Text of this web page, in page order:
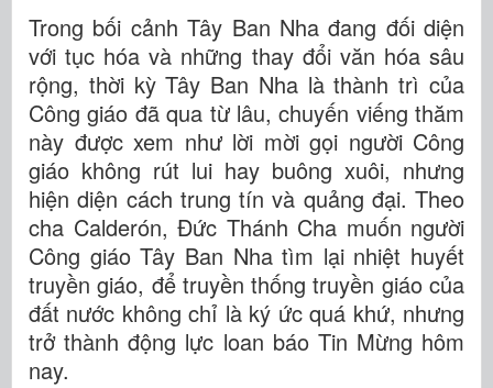
Trong bối cảnh Tây Ban Nha đang đối diện
với tục hóa và những thay đổi văn hóa sâu
rộng, thời kỳ Tây Ban Nha là thành trì của
Công giáo đã qua từ lâu, chuyến viếng thăm
này được xem như lời mời gọi người Công
giáo không rút lui hay buông xuôi, nhưng
hiện diện cách trung tín và quảng đại. Theo
cha Calderón, Đức Thánh Cha muốn người
Công giáo Tây Ban Nha tìm lại nhiệt huyết
truyền giáo, để truyền thống truyền giáo của
đất nước không chỉ là ký ức quá khứ, nhưng
trở thành động lực loan báo Tin Mừng hôm
nay.